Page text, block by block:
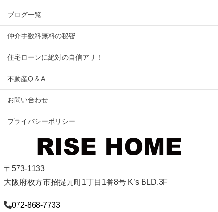
ブログ一覧
仲介手数料無料の秘密
住宅ローンに絶対の自信アリ！
不動産Q & A
お問い合わせ
プライバシーポリシー
〒573-1133
大阪府枚方市招提元町1丁目1番8号 K’s BLD.3F
072-868-7733